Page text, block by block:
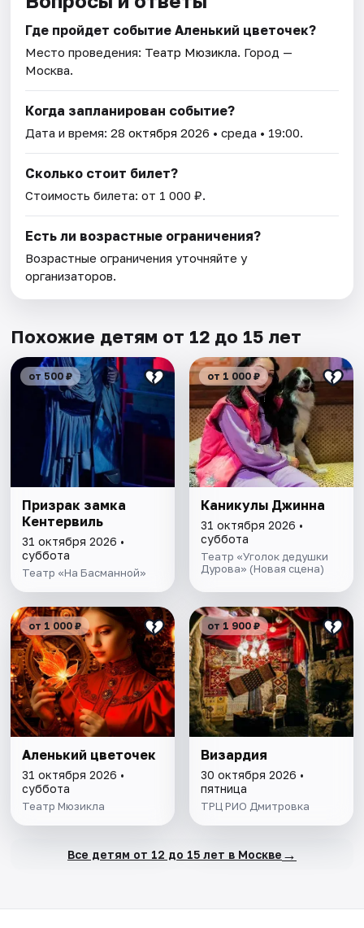
Где пройдет событие Аленький цветочек?
Место проведения: Театр Мюзикла. Город —
Москва.
Когда запланирован событие?
Дата и время:28 октября 2026 • среда • 19:00.
Сколько стоит билет?
Стоимость билета: от 1 000 ₽.
Есть ли возрастные ограничения?
Возрастные ограничения уточняйте у
организаторов.
Похожие детям от 12 до 15 лет
от 500 ₽
Призрак замка
Кентервиль
31 октября 2026 •
суббота
Театр «На Басманной»
от 1 000 ₽
Каникулы Джинна
31 октября 2026 •
суббота
Театр «Уголок дедушки
Дурова» (Новая сцена)
от 1 000 ₽
Аленький цветочек
31 октября 2026 •
суббота
Театр Мюзикла
от 1 900 ₽
Визардия
30 октября 2026 •
пятница
ТРЦ РИО Дмитровка
Все детям от 12 до 15 лет в Москве →